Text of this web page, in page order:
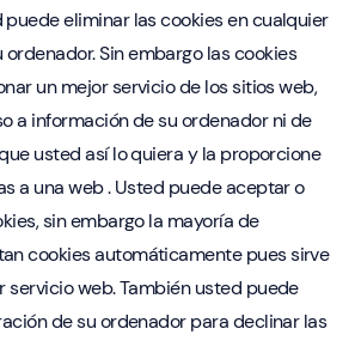
eliminar las cookies en cualquier
Sin embargo las cookies
un mejor servicio de los sitios web,
a información de su ordenador ni de
usted así lo quiera y la proporcione
a una web . Usted puede aceptar o
sin embargo la mayoría de
cookies automáticamente pues sirve
servicio web. También usted puede
de su ordenador para declinar las